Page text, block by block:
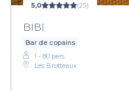
5,0 (25)
BIBI
Bar de copains
1 - 80 pers.
Les Brotteaux